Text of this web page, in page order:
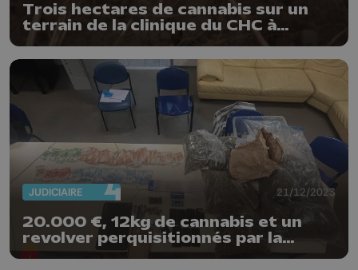
Trois hectares de cannabis sur un
terrain de la clinique du CHC à
JUDICIAIRE 21/12/2023
20.000 €, 12kg de cannabis et un
revolver perquisitionnés par la
police de Liège